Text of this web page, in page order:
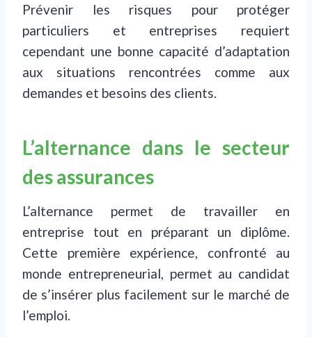
Prévenir les risques pour protéger
particuliers et entreprises requiert
cependant une bonne capacité d’adaptation
aux situations rencontrées comme aux
demandes et besoins des clients.
L’alternance dans le secteur
des assurances
L’alternance permet de travailler en
entreprise tout en préparant un diplôme.
Cette première expérience, confronté au
monde entrepreneurial, permet au candidat
de s’insérer plus facilement sur le marché de
l’emploi.